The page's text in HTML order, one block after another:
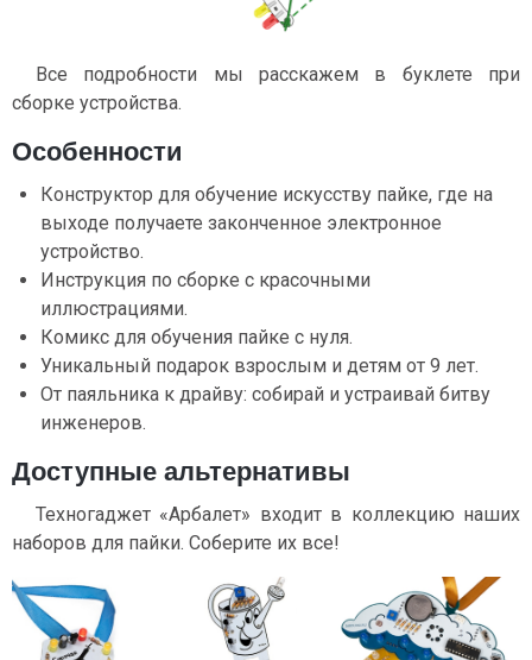
Все подробности мы расскажем в буклете при
сборке устройства.
Особенности
Конструктор для обучение искусству пайке, где на
выходе получаете законченное электронное
устройство.
Инструкция по сборке с красочными
иллюстрациями.
Комикс для обучения пайке с нуля.
Уникальный подарок взрослым и детям от 9 лет.
От паяльника к драйву: собирай и устраивай битву
инженеров.
Доступные альтернативы
Техногаджет «Арбалет» входит в коллекцию наших
наборов для пайки. Соберите их все!